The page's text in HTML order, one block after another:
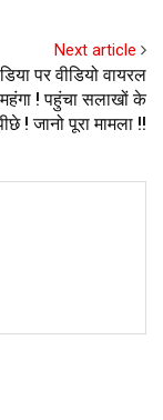
Next article
पर वीडियो वायरल
! पहुंचा सलाखों के
! जानो पूरा मामला !!